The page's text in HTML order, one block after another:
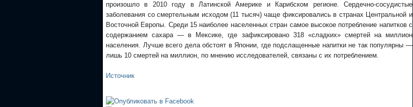
произошло в 2010 году в Латинской Америке и Карибском регионе. Сердечно-сосудистые
заболевания со смертельным исходом (11 тысяч) чаще фиксировались в странах Центральной и
Восточной Европы. Среди 15 наиболее населенных стран самое высокое потребление напитков с
содержанием сахара — в Мексике, где зафиксировано 318 «сладких» смертей на миллион
населения. Лучше всего дела обстоят в Японии, где подслащенные напитки не так популярны —
лишь 10 смертей на миллион, по мнению исследователей, связаны с их потреблением.
Источник